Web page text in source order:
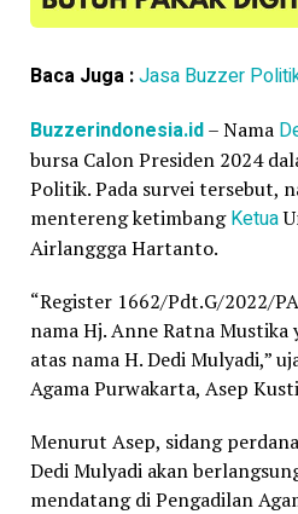
Baca Juga :Jasa Buzzer
Buzzerindonesia.id– Nama
bursa Calon Presiden 2024
Politik. Pada survei tersebut,
mentereng ketimbangKetua
Airlanggga Hartanto.
“Register 1662/Pdt.G/2022/
nama Hj. Anne Ratna
atas nama H. Dedi Mulyadi,”
Agama Purwakarta, Asep
Menurut Asep, sidang
Dedi Mulyadi akan
mendatang di Pengadilan